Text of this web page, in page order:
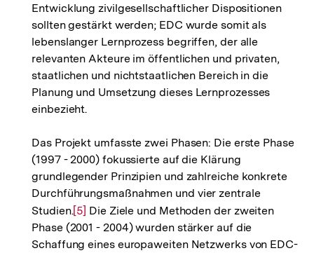
Entwicklung zivilgesellschaftlicher Dispositionen
sollten gestärkt werden; EDC wurde somit als
lebenslanger Lernprozess begriffen, der alle
relevanten Akteure im öffentlichen und privaten,
staatlichen und nichtstaatlichen Bereich in die
Planung und Umsetzung dieses Lernprozesses
einbezieht.
Das Projekt umfasste zwei Phasen: Die erste Phase
(1997 - 2000) fokussierte auf die Klärung
grundlegender Prinzipien und zahlreiche konkrete
Durchführungsmaßnahmen und vier zentrale
Studien.Zur
Auflösung
der
[5] Die Ziele und Methoden der zweiten
Phase (2001 - 2004) wurden stärker auf die
Schaffung eines europaweiten Netzwerks von EDC-